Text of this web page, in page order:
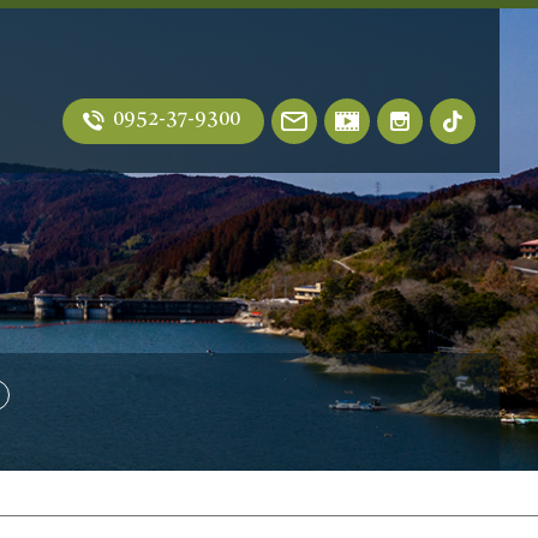
0952-37-9300